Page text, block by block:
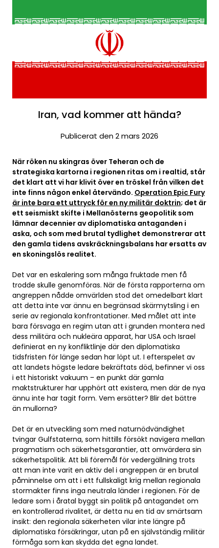
Iran, vad kommer att hända?
Publicerat den 2 mars 2026
När röken nu skingras över Teheran och de
strategiska kartorna i regionen ritas om i realtid, står
det klart att vi har klivit över en tröskel från vilken det
inte finns någon enkel återvändo. Operation Epic Fury
är inte bara ett uttryck för en ny militär doktrin; det är
ett seismiskt skifte i Mellanösterns geopolitik som
lämnar decennier av diplomatiska antaganden i
aska, och som med brutal tydlighet demonstrerar att
den gamla tidens avskräckningsbalans har ersatts av
en skoningslös realitet.
Det var en eskalering som många fruktade men få
trodde skulle genomföras. När de första rapporterna om
angreppen nådde omvärlden stod det omedelbart klart
att detta inte var ännu en begränsad skärmytsling i en
serie av regionala konfrontationer. Med målet att inte
bara försvaga en regim utan att i grunden montera ned
dess militära och nukleära apparat, har USA och Israel
definierat en ny konfliktlinje där den diplomatiska
tidsfristen för länge sedan har löpt ut. I efterspelet av
att landets högste ledare bekräftats död, befinner vi oss
i ett historiskt vakuum – en punkt där gamla
maktstrukturer har upphört att existera, men där de nya
ännu inte har tagit form. Vem ersätter? Blir det bättre
än mullorna?
Det är en utveckling som med naturnödvändighet
tvingar Gulfstaterna, som hittills försökt navigera mellan
pragmatism och säkerhetsgarantier, att omvärdera sin
säkerhetspolitik. Att bli föremål för vedergällning trots
att man inte varit en aktiv del i angreppen är en brutal
påminnelse om att i ett fullskaligt krig mellan regionala
stormakter finns inga neutrala länder i regionen. För de
ledare som i åratal byggt sin politik på antagandet om
en kontrollerad rivalitet, är detta nu en tid av smärtsam
insikt: den regionala säkerheten vilar inte längre på
diplomatiska försäkringar, utan på en självständig militär
förmåga som kan skydda det egna landet.